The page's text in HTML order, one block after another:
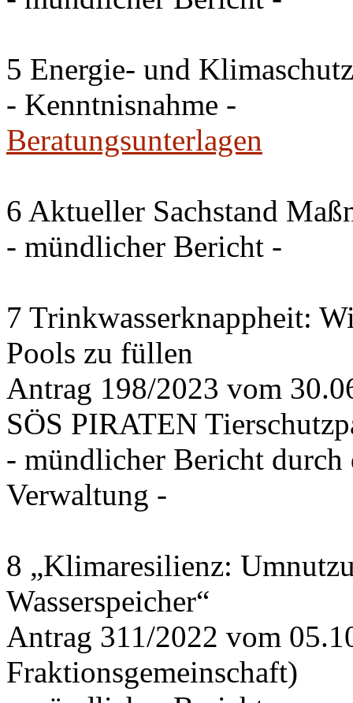
5 Energie- und
- Kenntnisnahme -
Beratungsunterlagen
6 Aktueller Sachstand
- mündlicher Bericht -
7 Trinkwasserknappheit:
Pools zu füllen
Antrag 198/2023 vom
SÖS PIRATEN
- mündlicher Bericht
Verwaltung -
8 „Klimaresilienz:
Wasserspeicher“
Antrag 311/2022 vom
Fraktionsgemeinschaft)